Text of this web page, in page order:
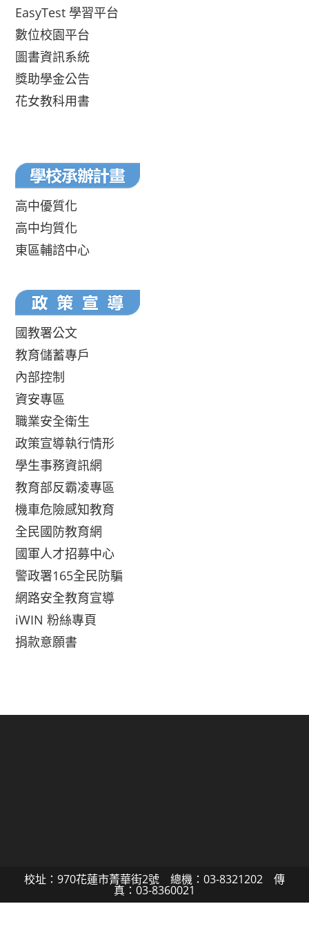
EasyTest 學習平台
數位校園平台
圖書資訊系統
獎助學金公告
花女教科用書
高中優質化
高中均質化
東區輔諮中心
國教署公文
教育儲蓄專戶
內部控制
資安專區
職業安全衛生
政策宣導執行情形
學生事務資訊網
教育部反霸凌專區
機車危險感知教育
全民國防教育網
國軍人才招募中心
警政署165全民防騙
網路安全教育宣導
iWIN 粉絲專頁
捐款意願書
校址：970花蓮市菁華街2號 總機：03-8321202 傳
真：03-8360021